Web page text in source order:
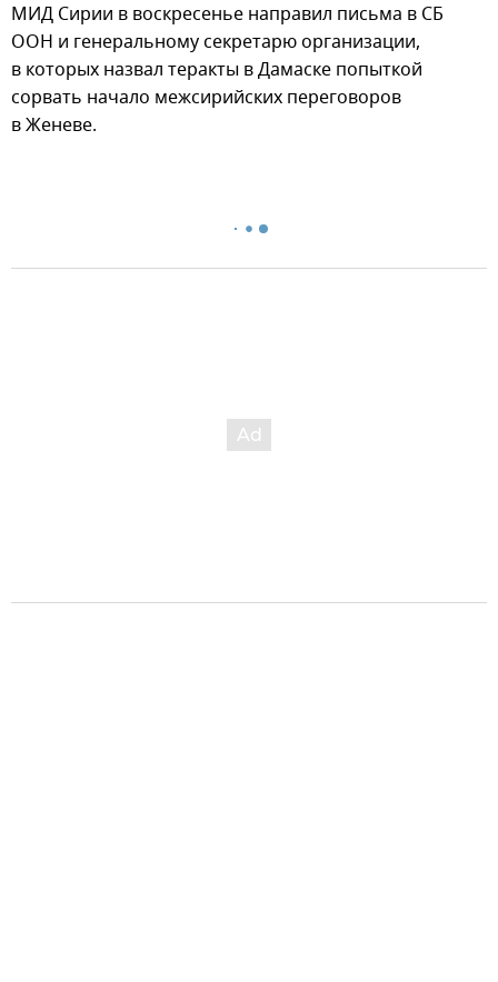
МИД Сирии в воскресенье направил письма в СБ
ООН и генеральному секретарю организации,
в которых назвал теракты в Дамаске попыткой
сорвать начало межсирийских переговоров
в Женеве.